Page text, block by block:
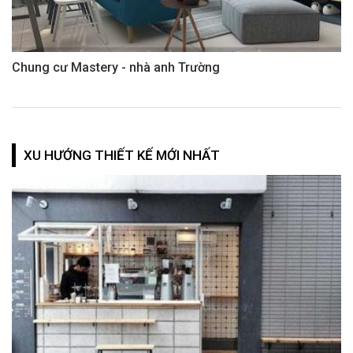
Chung cư Mastery - nhà anh Trường
XU HƯỚNG THIẾT KẾ MỚI NHẤT